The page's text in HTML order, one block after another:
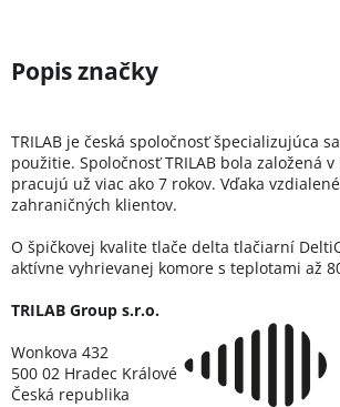
TRILAB je česká spoločnosť špecializujúca
použitie. Spoločnosť TRILAB bola
pracujú už viac ako 7 rokov. Vďaka
zahraničných klientov.
O špičkovej kvalite tlače delta tlačiarní
aktívne vyhrievanej komore s teplotami až
TRILAB Group s.r.o.
Wonkova 432
500 02 Hradec Králové
Česká republika